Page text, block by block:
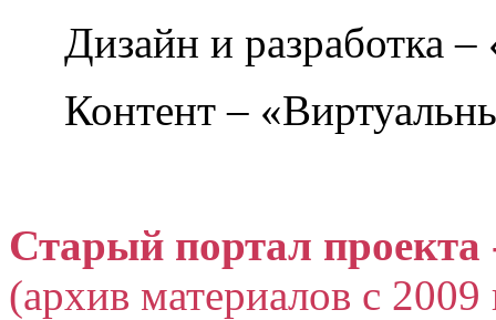
Дизайн и разработка
Контент –
Старый портал
(архив материалов с